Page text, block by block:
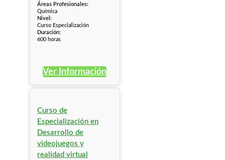
Áreas Profesionales:
Química
Nivel:
Curso Especialización
Duración:
600 horas
Ver Información
Curso de
Especialización en
Desarrollo de
videojuegos y
realidad virtual